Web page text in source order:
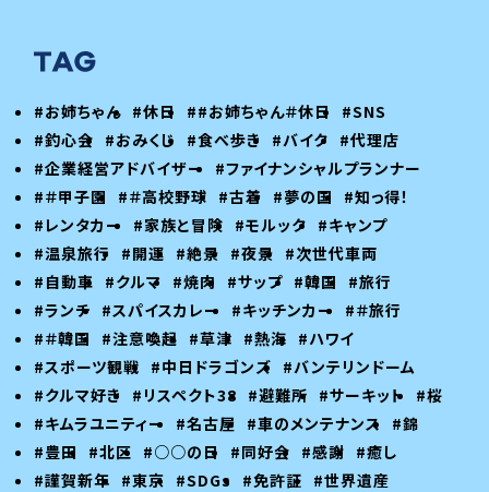
#お姉ちゃん #休日 ##お姉ちゃん＃休日
#SNS
#釣心会 #おみくじ #食べ歩き #バイク #代理店
#企業経営アドバイザー
#ファイナンシャルプランナー
#＃甲子園
#＃高校野球 #古着 #夢の国
#知っ得！
#レンタカー
#家族と冒険 #モルック #キャンプ
#温泉旅行
#開運 #絶景 #夜景 #次世代車両
#自動車 #クルマ #焼肉 #サップ #韓国
#旅行
#ランチ #スパイスカレー #キッチンカー
#＃旅行
#＃韓国
#注意喚起 #草津 #熱海 #ハワイ
#スポーツ観戦 #中日ドラゴンズ #バンテリンドーム
#クルマ好き
#リスペクト38 #避難所 #サーキット
#桜
#キムラユニティー
#名古屋 #車のメンテナンス
#錦
#豊田
#北区 #○○の日 #同好会 #感謝 #癒し
#謹賀新年 #東京 #SDGs #免許証 #世界遺産